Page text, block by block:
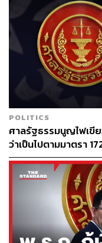
พ
POLITICS
ศาลรัฐธรรมนูญไฟเขี
ว่าเป็นไปตามมาตรา